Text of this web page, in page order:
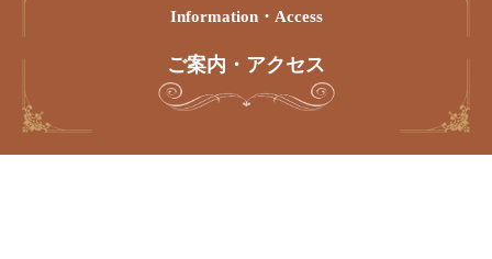
Information・access
ご案内・アクセス